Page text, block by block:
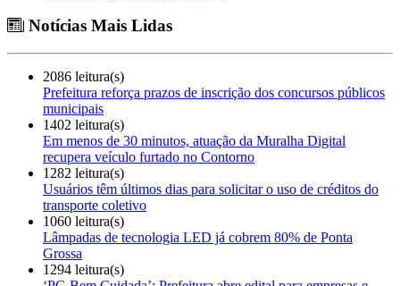
Notícias Mais Lidas
2086 leitura(s)
Prefeitura reforça prazos de inscrição dos concursos públicos
municipais
1402 leitura(s)
Em menos de 30 minutos, atuação da Muralha Digital
recupera veículo furtado no Contorno
1282 leitura(s)
Usuários têm últimos dias para solicitar o uso de créditos do
transporte coletivo
1060 leitura(s)
Lâmpadas de tecnologia LED já cobrem 80% de Ponta
Grossa
1294 leitura(s)